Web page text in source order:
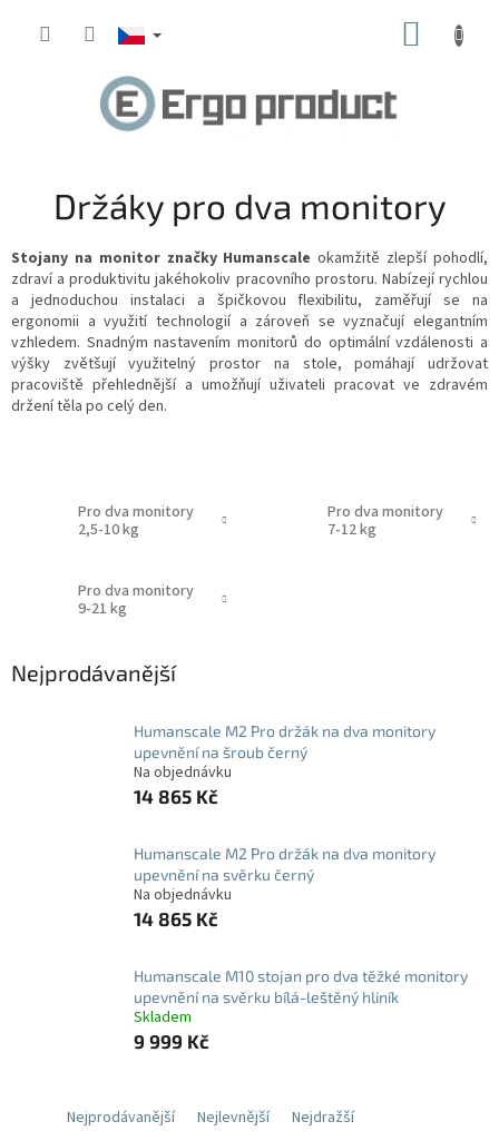
Držáky pro dva monitory
Stojany na monitor značky Humanscale okamžitě zlepší pohodlí,
zdraví a produktivitu jakéhokoliv pracovního prostoru. Nabízejí rychlou
a jednoduchou instalaci a špičkovou flexibilitu, zaměřují se na
ergonomii a využití technologií a zároveň se vyznačují elegantním
vzhledem. Snadným nastavením monitorů do optimální vzdálenosti a
výšky zvětšují využitelný prostor na stole, pomáhají udržovat
pracoviště přehlednější a umožňují uživateli pracovat ve zdravém
držení těla po celý den.
Pro dva monitory
2,5-10 kg
Pro dva monitory
7-12 kg
Pro dva monitory
9-21 kg
Nejprodávanější
Humanscale M2 Pro držák na dva monitory
upevnění na šroub černý
Na objednávku
14 865 Kč
Humanscale M2 Pro držák na dva monitory
upevnění na svěrku černý
Na objednávku
14 865 Kč
Humanscale M10 stojan pro dva těžké monitory
upevnění na svěrku bílá-leštěný hliník
Skladem
9 999 Kč
Nejprodávanější Nejlevnější Nejdražší